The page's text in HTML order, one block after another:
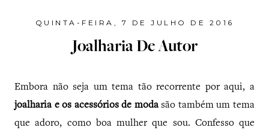
QUINTA-FEIRA, 7 DE JULHO DE 2016
Joalharia De Autor
Embora não seja um tema tão recorrente por aqui, a
joalharia e os acessórios de modasão também um tema
que adoro, como boa mulher que sou. Confesso que